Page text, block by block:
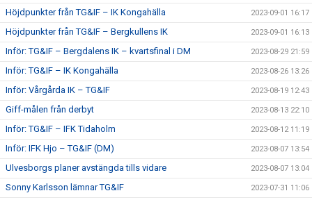
Höjdpunkter från TG&IF – IK Kongahälla 2023-09-01 16:17
Höjdpunkter från TG&IF – Bergkullens IK 2023-09-01 16:13
Inför: TG&IF – Bergdalens IK – kvartsfinal i DM 2023-08-29 21:59
Inför: TG&IF – IK Kongahälla 2023-08-26 13:26
Inför: Vårgårda IK – TG&IF 2023-08-19 12:43
Giff-målen från derbyt 2023-08-13 22:10
Inför: TG&IF – IFK Tidaholm 2023-08-12 11:19
Inför: IFK Hjo – TG&IF (DM) 2023-08-07 13:54
Ulvesborgs planer avstängda tills vidare 2023-08-07 13:04
Sonny Karlsson lämnar TG&IF 2023-07-31 11:06